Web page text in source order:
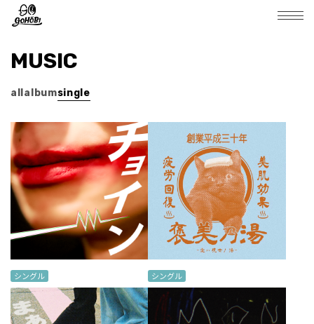
MUSIC
all albumsingle
シングル
チョイーン
シングル
温泉へゆこう